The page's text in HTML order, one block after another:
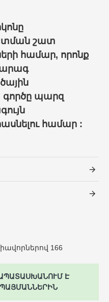
շատ
համար, որոնք
գործը պարզ
համար :
Է
166